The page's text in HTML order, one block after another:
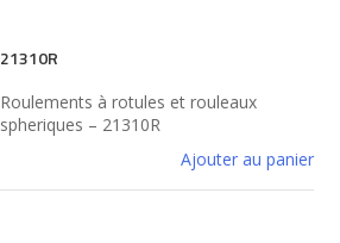
21310R
Roulements à rotules et rouleaux
spheriques – 21310R
Ajouter au panier